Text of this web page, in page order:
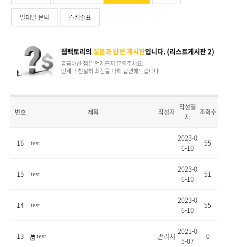
일대일 문의 스케줄표
웹팩토리의 질문과 답변 게시판입니다. (리스트게시판 2)
궁금하신 점은 언제든지 문의주세요.
언제나 친절히 최선을 다해 답변해드립니다.
번호 제목 작성자
작성일
자
조회수
16 test
2023-0
6-10
55
15 test
2023-0
6-10
51
14 test
2023-0
6-10
55
13 test 관리자
2021-0
5-07
0